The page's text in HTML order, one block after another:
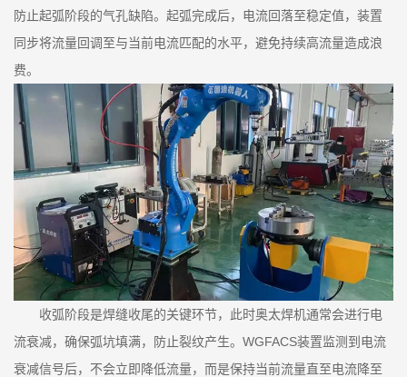
防止起弧阶段的气孔缺陷。起弧完成后，电流回落至稳定值，装置
同步将流量回调至与当前电流匹配的水平，避免持续高流量造成浪
费。
收弧阶段是焊缝收尾的关键环节，此时奥太焊机通常会进行电
流衰减，确保弧坑填满，防止裂纹产生。WGFACS装置监测到电流
衰减信号后，不会立即降低流量，而是保持当前流量直至电流降至